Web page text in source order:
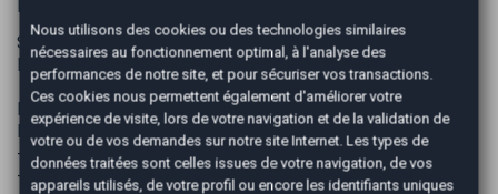
SUPERBE VOLKSWAGEN Golf VII Phase 2 1.0 TSI 115
BlueMotion Confortline - SUIVI ENTRETIEN -
EQUIPEMENTS EN OPTION INCLUSES :
Noir Intense 710 € TTC
- Noir
- Peinture nacrée
Nous utilisons des cookies ou des technologies similaires
nécessaires au fonctionnement optimal, à l'analyse des
performances de notre site, et pour sécuriser vos transactions.
Ces cookies nous permettent également d'améliorer votre
expérience de visite, lors de votre navigation et de la validation de
votre ou de vos demandes sur notre site Internet. Les types de
données traitées sont celles issues de votre navigation, de vos
appareils utilisés, de votre profil ou encore les identifiants uniques